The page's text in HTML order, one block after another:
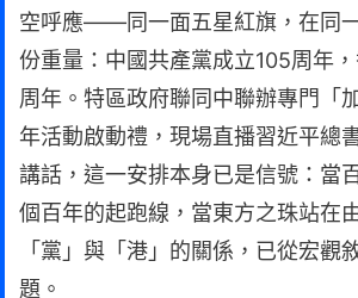
空呼應——同一面五星紅旗，在同
份重量：中國共產黨成立105周年
周年。特區政府聯同中聯辦專門「
年活動啟動禮，現場直播習近平總
講話，這一安排本身已是信號：當
個百年的起跑線，當東方之珠站在
「黨」與「港」的關係，已從宏觀
題。